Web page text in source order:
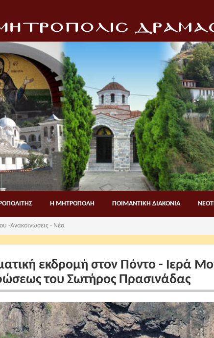
Η ΜΗΤΡΟΠΟΛΗ ΠΟΙΜΑΝΤΙΚΗ ΔΙΑΚΟΝΙΑ
-Ἀνακοινώσεις - Νέα
εκδρομή στον Πόντο - Ιερά
του Σωτήρος Πρασινάδας